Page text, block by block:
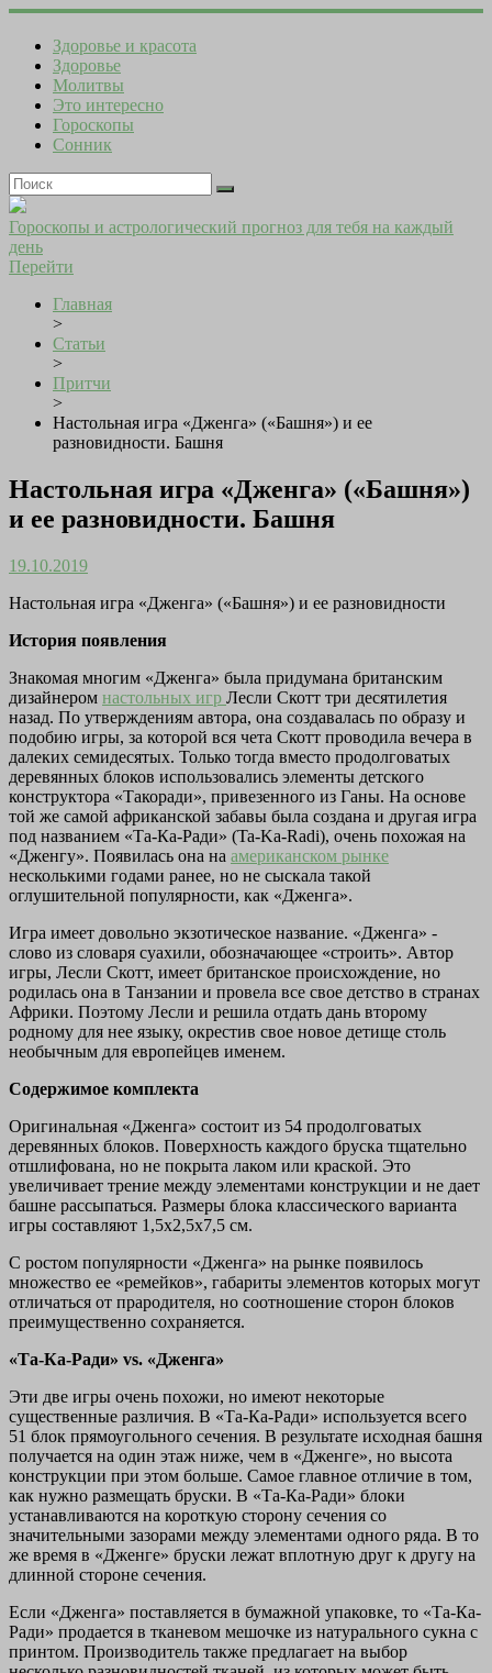
Здоровье и красота
Здоровье
Молитвы
Это интересно
Гороскопы
Сонник
Гороскопы и астрологический прогноз для тебя на каждый
день
Перейти
Главная
>
Статьи
>
Притчи
>
Настольная игра «Дженга» («Башня») и ее
разновидности. Башня
Настольная игра «Дженга» («Башня»)
и ее разновидности. Башня
19.10.2019
Настольная игра «Дженга» («Башня») и ее разновидности
История появления
Знакомая многим «Дженга» была придумана британским
дизайнером настольных игр Лесли Скотт три десятилетия
назад. По утверждениям автора, она создавалась по образу и
подобию игры, за которой вся чета Скотт проводила вечера в
далеких семидесятых. Только тогда вместо продолговатых
деревянных блоков использовались элементы детского
конструктора «Такоради», привезенного из Ганы. На основе
той же самой африканской забавы была создана и другая игра
под названием «Та-Ка-Ради» (Ta-Ka-Radi), очень похожая на
«Дженгу». Появилась она на американском рынке
несколькими годами ранее, но не сыскала такой
оглушительной популярности, как «Дженга».
Игра имеет довольно экзотическое название. «Дженга» -
слово из словаря суахили, обозначающее «строить». Автор
игры, Лесли Скотт, имеет британское происхождение, но
родилась она в Танзании и провела все свое детство в странах
Африки. Поэтому Лесли и решила отдать дань второму
родному для нее языку, окрестив свое новое детище столь
необычным для европейцев именем.
Содержимое комплекта
Оригинальная «Дженга» состоит из 54 продолговатых
деревянных блоков. Поверхность каждого бруска тщательно
отшлифована, но не покрыта лаком или краской. Это
увеличивает трение между элементами конструкции и не дает
башне рассыпаться. Размеры блока классического варианта
игры составляют 1,5x2,5x7,5 см.
С ростом популярности «Дженга» на рынке появилось
множество ее «ремейков», габариты элементов которых могут
отличаться от прародителя, но соотношение сторон блоков
преимущественно сохраняется.
«Та-Ка-Ради» vs. «Дженгa»
Эти две игры очень похожи, но имеют некоторые
существенные различия. В «Та-Ка-Ради» используется всего
51 блок прямоугольного сечения. В результате исходная башня
получается на один этаж ниже, чем в «Дженге», но высота
конструкции при этом больше. Самое главное отличие в том,
как нужно размещать бруски. В «Та-Ка-Ради» блоки
устанавливаются на короткую сторону сечения со
значительными зазорами между элементами одного ряда. В то
же время в «Дженге» бруски лежат вплотную друг к другу на
длинной стороне сечения.
Если «Дженга» поставляется в бумажной упаковке, то «Та-Ка-
Ради» продается в тканевом мешочке из натурального сукна с
принтом. Производитель также предлагает на выбор